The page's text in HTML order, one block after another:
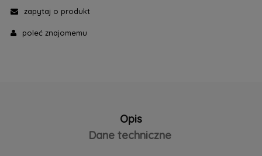
zapytaj o produkt
poleć znajomemu
Opis
Dane techniczne